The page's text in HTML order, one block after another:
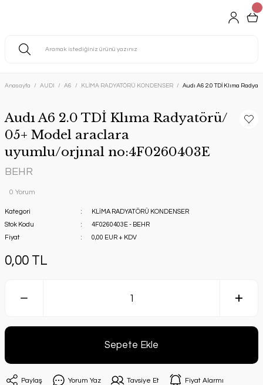
Anasayfa AUDI A6 KLİMA RADYATÖRÜ KONDENSER Audı A6 2.0 TDİ Klıma
Audı A6 2.0 TDİ Klıma Radyatörü/
05+ Model araclara
uyumlu/orjınal no:4F0260403E
BEHR
0 Yorum
Kategori
KLİMA RADYATÖRÜ KONDENSER
Stok Kodu
4F0260403E - BEHR
Fiyat
0,00 EUR + KDV
0,00 TL
Sepete Ekle
Paylaş Yorum Yaz Tavsiye Et Fiyat Alarmı